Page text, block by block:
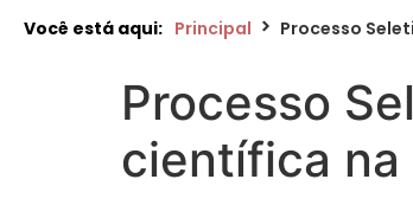
Você está aqui: Principal Processo
Processo
científica